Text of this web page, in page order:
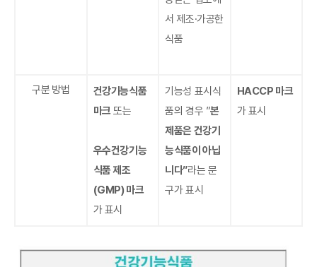
서 제조·가공한
식품
구분 방법
건강기능식품
마크또는
우수건강기능
식품 제조
(GMP) 마크
가 표시
기능성 표시식
품의 경우 ”본
제품은 건강기
능식품이 아닙
니다”라는 문
구가 표시
HACCP 마크
가 표시